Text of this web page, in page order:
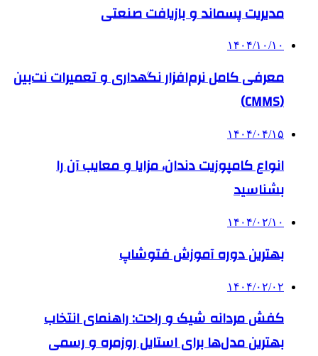
مدیریت پسماند و بازیافت صنعتی
۱۴۰۴/۱۰/۱۰
معرفی کامل نرم‌افزار نگهداری و تعمیرات نت‌بین
(CMMS)
۱۴۰۴/۰۴/۱۵
انواع کامپوزیت دندان، مزایا و معایب آن را
بشناسید
۱۴۰۴/۰۲/۱۰
بهترین دوره آموزش فتوشاپ
۱۴۰۴/۰۲/۰۲
کفش مردانه شیک و راحت: راهنمای انتخاب
بهترین مدل‌ها برای استایل روزمره و رسمی